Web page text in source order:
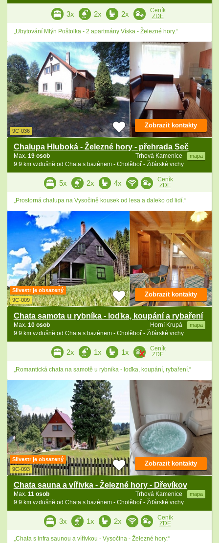
3x 2x 2x
Ceník
ZDE
„Ubytování Mlýn Poštolka - 2 apartmány Víska - Železné hory.“
9C-036
Chalupa Hluboká - Železné hory - přehrada Seč
Trhová Kamenice mapa
Max. 19 osob
9.9 km vzdušně od Chata s bazénem - Chotěboř - Žďárské vrchy
Zobrazit kontakty
5x 2x 4x
Ceník
ZDE
„Prostorná chalupa na Vysočině kousek od lesa a daleko od lidí.“
Silvestr je obsazený
9C-009
Chata samota u rybníka - loďka, koupání a rybaření
Horní Krupá mapa
Max. 10 osob
9.9 km vzdušně od Chata s bazénem - Chotěboř - Žďárské vrchy
Zobrazit kontakty
2x 1x 1x
Ceník
ZDE
„Romantická chata na samotě u rybníka - loďka, koupání, rybaření.“
Silvestr je obsazený
9C-093
Chata sauna a vířivka - Železné hory - Dřevíkov
Trhová Kamenice mapa
Max. 11 osob
9.9 km vzdušně od Chata s bazénem - Chotěboř - Žďárské vrchy
Zobrazit kontakty
3x 1x 2x
Ceník
ZDE
„Chata s infra saunou a vířivkou - Vysočina - Železné hory.“